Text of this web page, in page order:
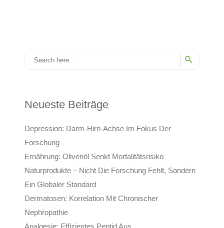
Neueste Beiträge
Depression: Darm-Hirn-Achse Im Fokus Der
Forschung
Ernährung: Olivenöl Senkt Mortalitätsrisiko
Naturprodukte – Nicht Die Forschung Fehlt, Sondern
Ein Globaler Standard
Dermatosen: Korrelation Mit Chronischer
Nephropathie
Analgesie: Effizientes Peptid Aus